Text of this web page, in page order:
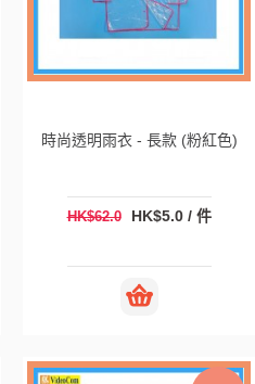
時尚透明雨衣 - 長款 (粉紅色)
HK$62.0 HK$5.0 / 件